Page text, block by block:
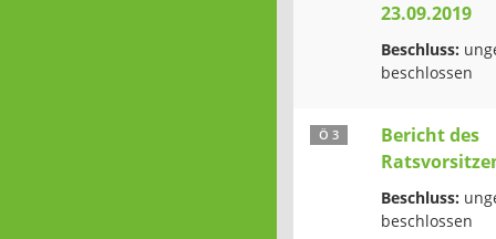
23.09.2019
Beschluss:
beschlossen
Ö 3
Bericht des
Beschluss:
beschlossen